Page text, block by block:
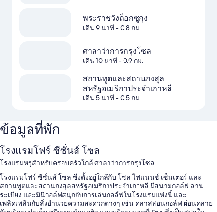
พระราชวังถ็อกซูกุง
เดิน 9 นาที- 0.8 กม.
ศาลาว่าการกรุงโซล
เดิน 10 นาที- 0.9 กม.
สถานทูตและสถานกงสุล
สหรัฐอเมริกาประจำเกาหลี
เดิน 5 นาที- 0.5 กม.
ข้อมูลที่พัก
โรงแรมโฟร์ ซีซั่นส์ โซล
โรงแรมหรูสำหรับครอบครัวใกล้ ศาลาว่าการกรุงโซล
โรงแรมโฟร์ ซีซั่นส์ โซล ซึ่งตั้งอยู่ใกล้กับ โซล ไฟแนนซ์ เซ็นเตอร์ และ
สถานทูตและสถานกงสุลสหรัฐอเมริกาประจำเกาหลี มีสนามกอล์ฟ ลาน
ระเบียง และมินิกอล์ฟสนุกกับการเล่นกอล์ฟในโรงแรมแห่งนี้ และ
เพลิดเพลินกับสิ่งอำนวยความสะดวกต่างๆ เช่น คลาสสอนกอล์ฟ ผ่อนคลาย